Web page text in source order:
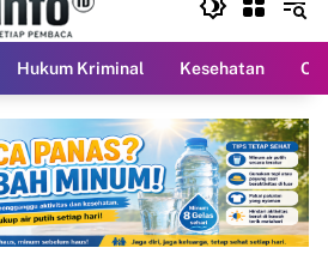
Hukum Kriminal Kesehatan